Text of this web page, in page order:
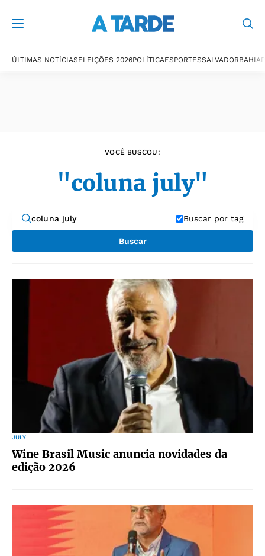
ÚLTIMAS NOTÍCIASELEIÇÕES 2026POLÍTICAESPORTESSALVADORBAHIA
VOCÊ BUSCOU:
"coluna july"
Buscar por tag
Buscar
JULY
Wine Brasil Music anuncia novidades da
edição 2026